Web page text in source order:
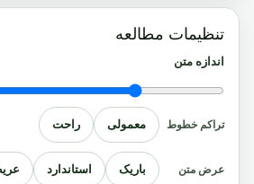
تنظیمات مطالعه
اندازه متن
تراکم خطوط معمولی راحت
عرض متن باریک استاندارد